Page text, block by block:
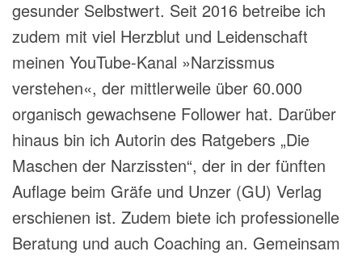
gesunder Selbstwert. Seit 2016 betreibe ich
zudem mit viel Herzblut und Leidenschaft
meinen YouTube-Kanal »Narzissmus
verstehen«, der mittlerweile über 60.000
organisch gewachsene Follower hat. Darüber
hinaus bin ich Autorin des Ratgebers „Die
Maschen der Narzissten“, der in der fünften
Auflage beim Gräfe und Unzer (GU) Verlag
erschienen ist. Zudem biete ich professionelle
Beratung und auch Coaching an. Gemeinsam